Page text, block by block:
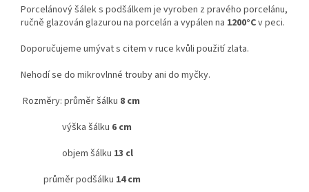
Porcelánový šálek s podšálkem je vyroben z pravého porcelánu,
ručně glazován glazurou na porcelán a vypálen na 1200°Cv peci.
Doporučujeme umývat s citem v ruce kvůli použití zlata.
Nehodí se do mikrovlnné trouby ani do myčky.
Rozměry: průměr šálku 8 cm
výška šálku 6 cm
objem šálku 13 cl
průměr podšálku 14 cm